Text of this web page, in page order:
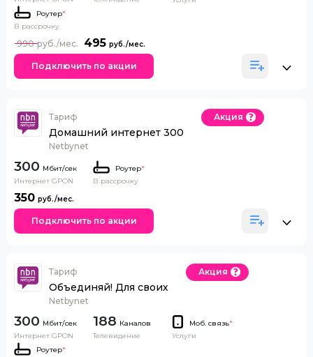
Роутер*
В рассрочку
495
990
Подключить по акции
Тариф
Домашний интернет 300
Netbynet
Акция
300
Интернет GPON
Роутер*
В рассрочку
350
Подключить по акции
Тариф
Объединяй! Для своих
Netbynet
Акция
300
Интернет GPON
188 Каналов
Телевидение
Моб. связь*
Услуги
Роутер*